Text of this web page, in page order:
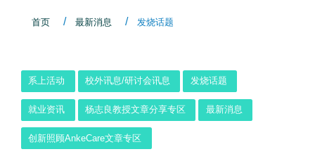
首页 最新消息 发烧话题
系上活动 校外讯息/研讨会讯息 发烧话题
就业资讯 杨志良教授文章分享专区 最新消息
创新照顾AnkeCare文章专区